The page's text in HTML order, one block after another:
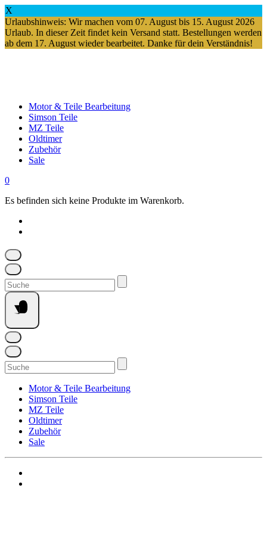
X
Urlaubshinweis: Wir machen vom 07. August bis 15. August 2026
Urlaub. In dieser Zeit findet kein Versand statt. Bestellungen werden
ab dem 17. August wieder bearbeitet. Danke für dein Verständnis!
Motor & Teile Bearbeitung
Simson Teile
MZ Teile
Oldtimer
Zubehör
Sale
0
Es befinden sich keine Produkte im Warenkorb.
Suchen
nach:
Suchen
nach:
Motor & Teile Bearbeitung
Simson Teile
MZ Teile
Oldtimer
Zubehör
Sale